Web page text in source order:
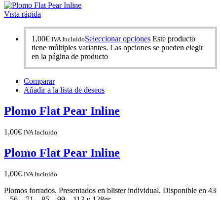
Vista rápida
1,00€ IVA IncluidoSeleccionar opciones Este producto
tiene múltiples variantes. Las opciones se pueden elegir
en la página de producto
Comparar
Añadir a la lista de deseos
Plomo Flat Pear Inline
1,00€ IVA Incluido
Plomo Flat Pear Inline
1,00€ IVA Incluido
Plomos forrados. Presentados en blister individual. Disponible en 43